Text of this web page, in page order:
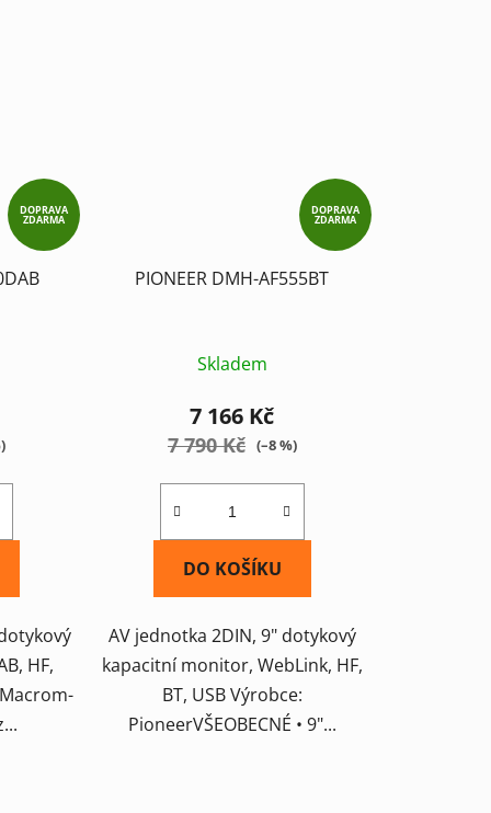
DOPRAVA
ZDARMA
HF,
DOPRAVA
ZDARMA
PIONEER DMH-AF555BT
Skladem
7 166 Kč
7 790 Kč (–8 %)
DO KOŠÍKU
AV jednotka 2DIN, 9" dotykový
kapacitní monitor, WebLink, HF,
BT, USB Výrobce:
PioneerVŠEOBECNÉ • 9"...